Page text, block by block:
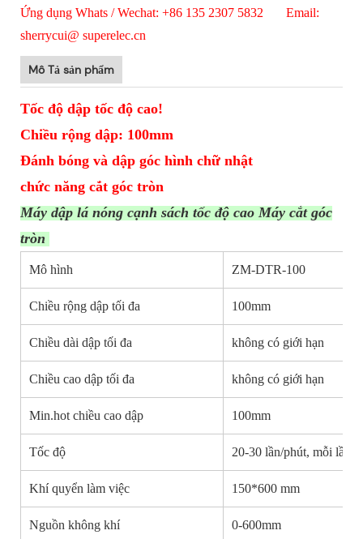
Ứng dụng Whats / Wechat: +86 135 2307 5832 Email:
sherrycui@ superelec.cn
Mô Tả sản phẩm
Tốc độ dập tốc độ cao!
Chiều rộng dập: 100mm
Đánh bóng và dập góc hình chữ nhật
chức năng cắt góc tròn
Máy dập lá nóng cạnh sách tốc độ cao Máy cắt góc
tròn
Mô hình ZM-DTR-100
Chiều rộng dập tối đa 100mm
Chiều dài dập tối đa không có giới hạn
Chiều cao dập tối đa không có giới hạn
Min.hot chiều cao dập 100mm
Tốc độ 20-30 lần/phút, mỗi lần
Khí quyển làm việc 150*600 mm
Nguồn không khí 0-600mm